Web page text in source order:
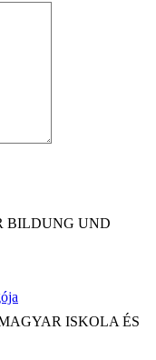
BILDUNG UND
ISKOLA ÉS